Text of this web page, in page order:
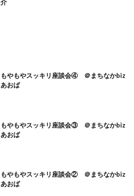
介
もやもやスッキリ座談会④ ＠まちなかbiz
あおば
もやもやスッキリ座談会③ ＠まちなかbiz
あおば
もやもやスッキリ座談会② ＠まちなかbiz
あおば